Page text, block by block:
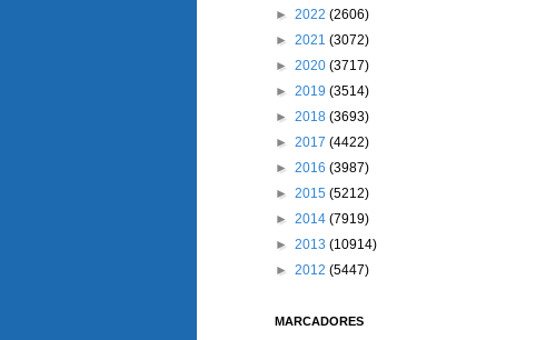
► 2022 (2606)
► 2021 (3072)
► 2020 (3717)
► 2019 (3514)
► 2018 (3693)
► 2017 (4422)
► 2016 (3987)
► 2015 (5212)
► 2014 (7919)
► 2013 (10914)
► 2012 (5447)
MARCADORES